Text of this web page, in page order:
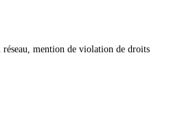
mention de violation de droits